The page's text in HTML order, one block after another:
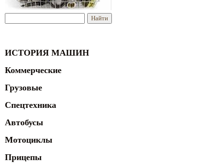
ИСТОРИЯ МАШИН
Коммерческие
Грузовые
Спецтехника
Автобусы
Мотоциклы
Прицепы